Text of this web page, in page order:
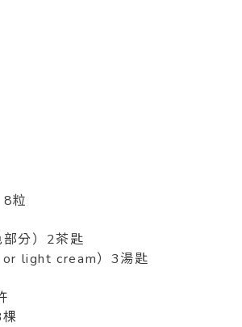
粒
分）2茶匙
light cream）3湯匙